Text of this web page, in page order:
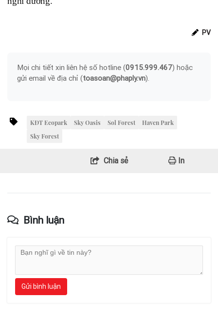
PV
Mọi chi tiết xin liên hệ số hotline (0915.999.467) hoặc
gửi email về địa chỉ (toasoan@phaply.vn).
KĐT Ecopark Sky Oasis Sol Forest
Haven Park
Sky Forest
Chia sẻ In
Bình luận
Gửi bình luận